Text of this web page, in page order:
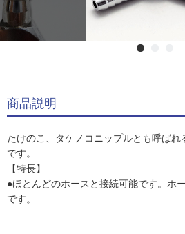
商品説明
たけのこ、タケノコニップルとも呼ばれ
です。
【特長】
●ほとんどのホースと接続可能です。ホ
です。